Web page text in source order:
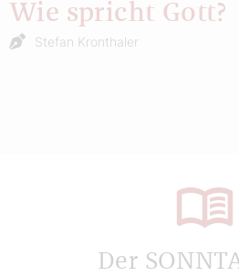
Wie spricht Gott?
Stefan Kronthaler
Der